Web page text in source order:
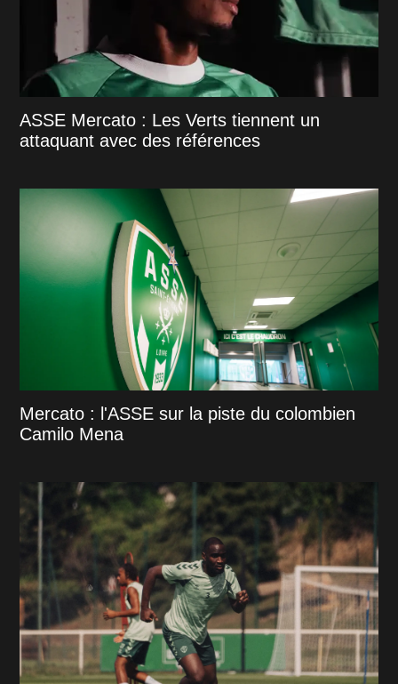
ASSE Mercato : Les Verts tiennent un
attaquant avec des références
Mercato : l'ASSE sur la piste du colombien
Camilo Mena